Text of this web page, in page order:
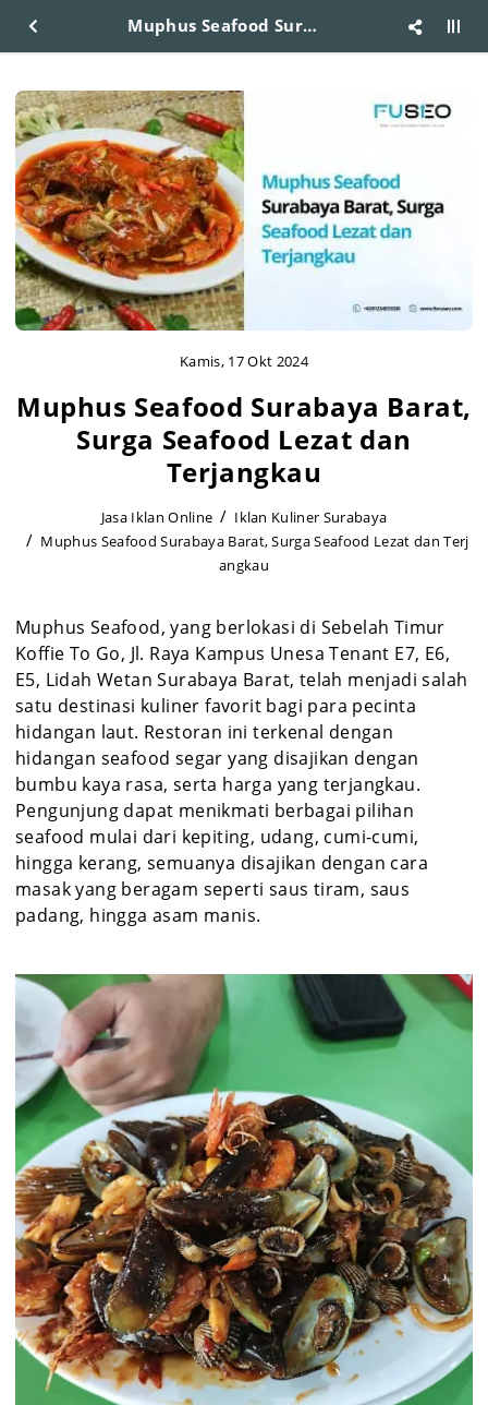
Muphus Seafood Surabaya Barat, Surga Seafood Lezat dan Terjangkau
Kamis, 17 Okt 2024
Muphus Seafood Surabaya Barat,
Surga Seafood Lezat dan
Terjangkau
Jasa Iklan Online
Iklan Kuliner Surabaya
Muphus Seafood Surabaya Barat, Surga Seafood Lezat dan Terj
angkau
Muphus Seafood, yang berlokasi di Sebelah Timur
Koffie To Go, Jl. Raya Kampus Unesa Tenant E7, E6,
E5, Lidah Wetan Surabaya Barat, telah menjadi salah
satu destinasi kuliner favorit bagi para pecinta
hidangan laut. Restoran ini terkenal dengan
hidangan seafood segar yang disajikan dengan
bumbu kaya rasa, serta harga yang terjangkau.
Pengunjung dapat menikmati berbagai pilihan
seafood mulai dari kepiting, udang, cumi-cumi,
hingga kerang, semuanya disajikan dengan cara
masak yang beragam seperti saus tiram, saus
padang, hingga asam manis.